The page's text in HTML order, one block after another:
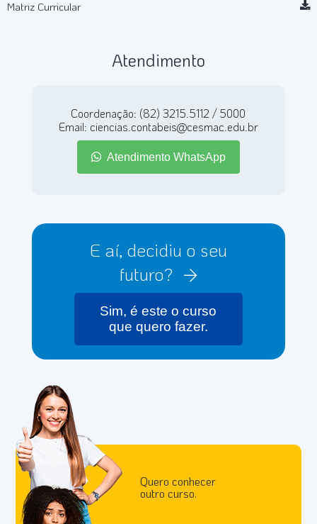
Matriz Curricular
Atendimento
Coordenação: (82) 3215.5112 / 5000
Email: ciencias.contabeis@cesmac.edu.br
Atendimento WhatsApp
E aí, decidiu o seu
futuro?
Sim, é este o curso
que quero fazer.
Quero conhecer
outro curso.